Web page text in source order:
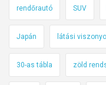
rendőrautó SUV
Japán látási
30-as tábla zöld